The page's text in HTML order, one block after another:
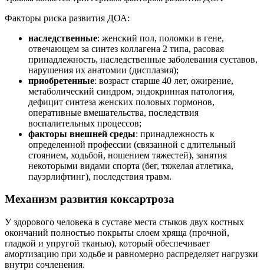
Факторы риска развития ДОА:
наследственные: женский пол, поломки в гене,
отвечающем за синтез коллагена 2 типа, расовая
принадлежность, наследственные заболевания суставов,
нарушения их анатомии (дисплазия);
приобретенные: возраст старше 40 лет, ожирение,
метаболический синдром, эндокринная патология,
дефицит синтеза женских половых гормонов,
оперативные вмешательства, последствия
воспалительных процессов;
факторы внешней среды: принадлежность к
определенной профессии (связанной с длительный
стоянием, ходьбой, ношением тяжестей), занятия
некоторыми видами спорта (бег, тяжелая атлетика,
пауэрлифтинг), последствия травм.
Механизм развития коксартроза
У здорового человека в суставе места стыков двух костных
окончаний полностью покрыты слоем хряща (прочной,
гладкой и упругой тканью), который обеспечивает
амортизацию при ходьбе и равномерно распределяет нагрузки
внутри сочленения.